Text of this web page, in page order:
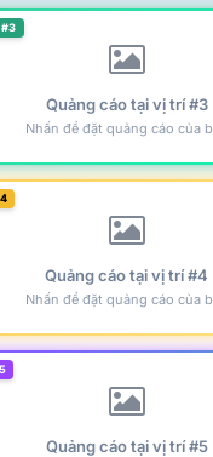
Quảng cáo tại vị trí #3
Nhấn để đặt quảng cáo của
Quảng cáo tại vị trí #4
Nhấn để đặt quảng cáo của
Quảng cáo tại vị trí #5